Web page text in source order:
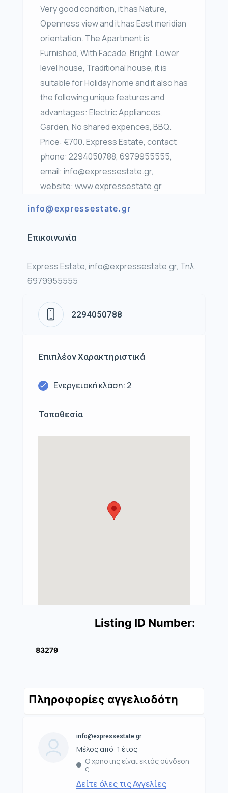
Very good condition, it has Nature,
Openness view and it has East meridian
orientation. The Apartment is
Furnished, With Facade, Bright, Lower
level house, Traditional house, it is
suitable for Holiday home and it also has
the following unique features and
advantages: Electric Appliances,
Garden, No shared expences, BBQ.
Price: €700. Express Estate, contact
phone: 2294050788, 6979955555,
email: info@expressestate.gr,
website: www.expressestate.gr
info@expressestate.gr
Επικοινωνία
Express Estate, info@expressestate.gr, Τηλ.
6979955555
2294050788
Επιπλέον Χαρακτηριστικά
Ενεργειακή κλάση: 2
Τοποθεσία
Listing ID Number:
83279
Πληροφορίες αγγελιοδότη
info@expressestate.gr
Μέλος από: 1 έτος
Ο χρήστης είναι εκτός σύνδεση
ς
Δείτε όλες τις Αγγελίες